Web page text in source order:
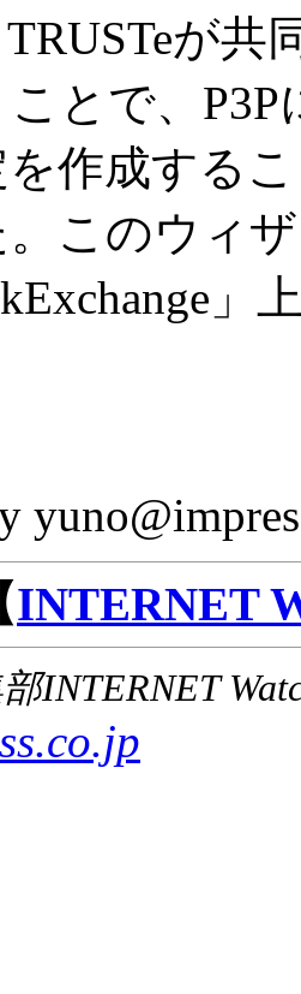
が共
とで、
作成する
このウィ
INTERNET
INTERNET